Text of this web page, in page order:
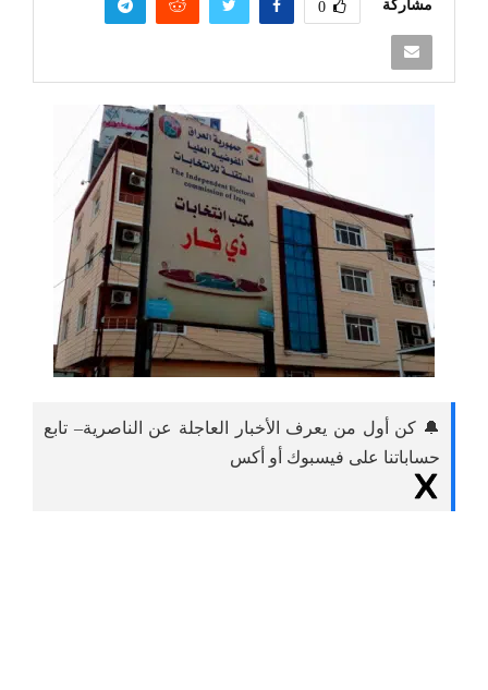
مشاركة 0
🔔 كن أول من يعرف الأخبار العاجلة عن الناصرية– تابع
حساباتنا على فيسبوك أو أكس